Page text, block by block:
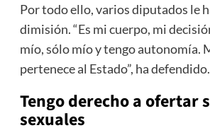
Por todo ello, varios diputados le
dimisión. “Es mi cuerpo, mi
mío, sólo mío y tengo autonomía.
pertenece al Estado”, ha defendido.
Tengo derecho a ofertar
sexuales